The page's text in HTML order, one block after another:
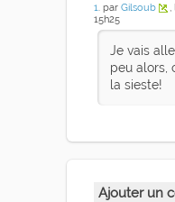
1. par Gilsoub
,
15h25
Je vais
peu alors,
la sieste!
Ajouter un